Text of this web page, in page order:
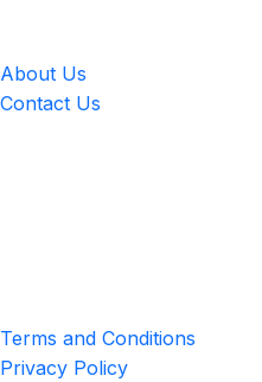
About Us
Contact Us
Terms and Conditions
Privacy Policy